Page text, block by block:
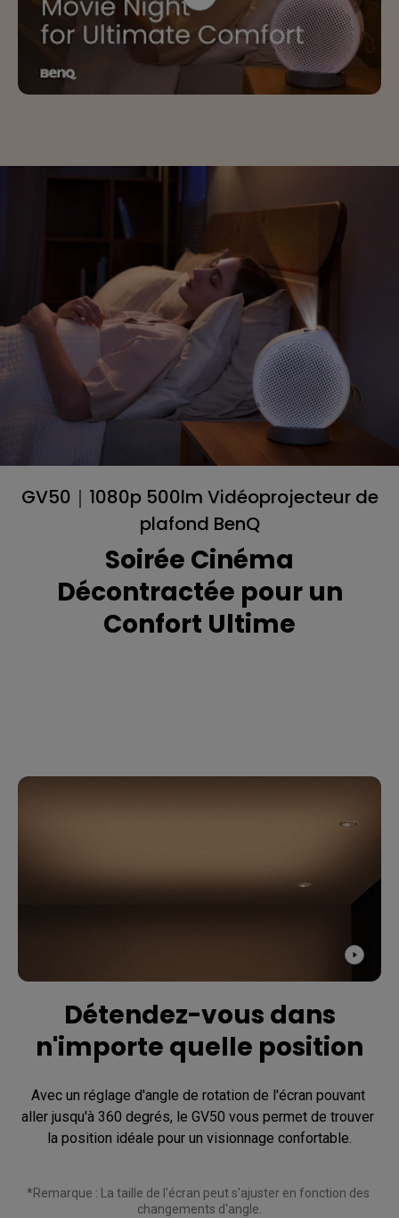
GV50｜1080p 500lm Vidéoprojecteur de
plafond BenQ
Soirée Cinéma
Décontractée pour un
Confort Ultime
Détendez-vous dans
n'importe quelle position
Avec un réglage d'angle de rotation de l'écran pouvant
aller jusqu'à 360 degrés, le GV50 vous permet de trouver
la position idéale pour un visionnage confortable.
*Remarque : La taille de l'écran peut s'ajuster en fonction des
changements d'angle.